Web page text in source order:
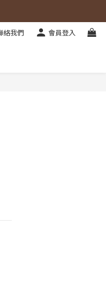
絡我們 會員登入